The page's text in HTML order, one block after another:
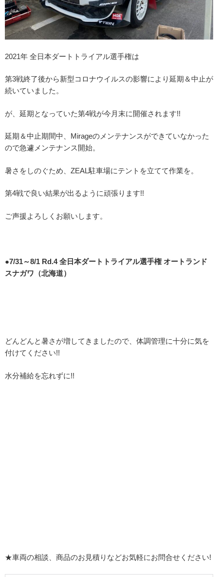
2021年 全日本ダートトライアル選手権は
第3戦終了後から新型コロナウイルスの影響により延期＆中止が
続いていました。
が、延期となっていた第4戦が今月末に開催されます!!
延期＆中止期間中、Mirageのメンテナンスができていなかった
ので急遽メンテナンス開始。
暑さをしのぐため、ZEAL駐車場にテントを立てて作業を。
第4戦で良い結果が出るように頑張ります!!
ご声援よろしくお願いします。
●7/31～8/1 Rd.4 全日本ダートトライアル選手権 オートランド
スナガワ（北海道）
どんどんと暑さが増してきましたので、体調管理に十分に気を
付けてください!!
水分補給を忘れずに!!
★車両の相談、商品のお見積りなどお気軽にお問合せください!